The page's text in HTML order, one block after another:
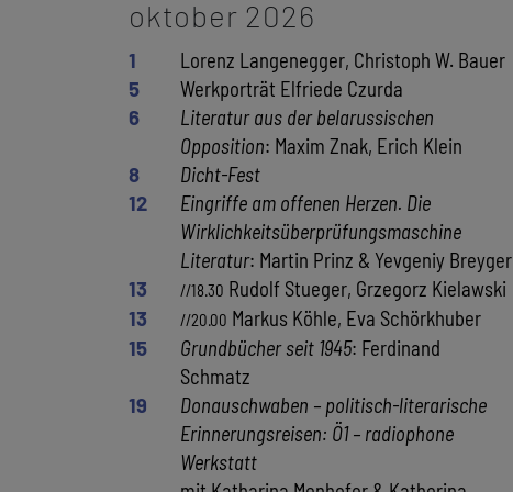
oktober 2026
1
Lorenz Langenegger, Christoph W. Bauer
5
Werkporträt Elfriede Czurda
6
Literatur aus der belarussischen
Opposition: Maxim Znak, Erich Klein
8
Dicht-Fest
12
Eingriffe am offenen Herzen. Die
Wirklichkeitsüberprüfungsmaschine
Literatur: Martin Prinz & Yevgeniy Breyger
13
//18.30 Rudolf Stueger, Grzegorz Kielawski
13
//20.00 Markus Köhle, Eva Schörkhuber
15
Grundbücher seit 1945: Ferdinand
Schmatz
19
Donauschwaben – politisch-literarische
Erinnerungsreisen: Ö1 – radiophone
Werkstatt